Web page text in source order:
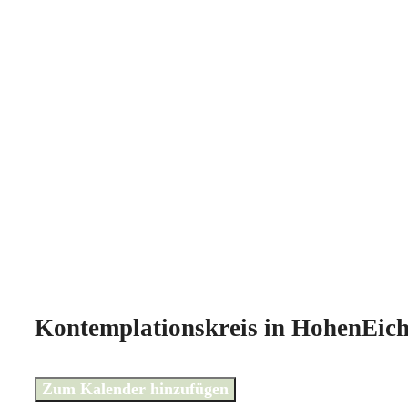
Kontemplationskreis in
Zum Kalender hinzufügen